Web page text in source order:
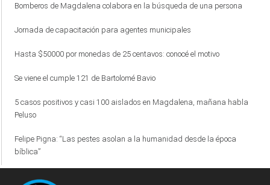
Bomberos de Magdalena colabora en la búsqueda de una persona
Jornada de capacitación para agentes municipales
Hasta $50000 por monedas de 25 centavos: conocé el motivo
Se viene el cumple 121 de Bartolomé Bavio
5 casos positivos y casi 100 aislados en Magdalena, mañana habla
Peluso
Felipe Pigna: “Las pestes asolan a la humanidad desde la época
bíblica”